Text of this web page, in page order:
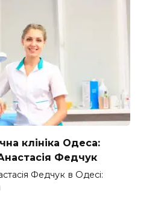
клініка Одеса:
Федчук
Федчук в Одесі: